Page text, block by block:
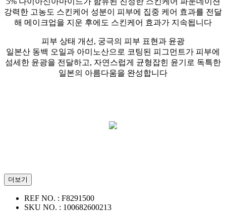
강력한 고농도 스킨케어 성분이 피부에 집중 케어 효과를 전달
해 메이크업을 지운 후에도 스킨케어 효과가 지속됩니다
피부 상태 개선, 궁극의 피부 표현과 윤광
일본산 동백 오일과 아미노산으로 코팅된 피그먼트가 피부에
섬세한 윤광을 전달하고, 자연스럽게 균형잡힌 윤기로 독특한
일본의 아름다움을 완성합니다
더보기
REF NO. : F8291500
SKU NO. : 100682600213